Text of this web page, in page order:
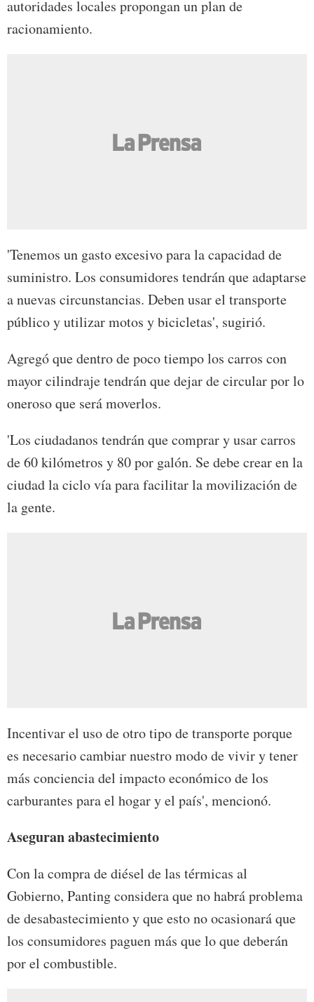
autoridades locales propongan un plan de
racionamiento.
'Tenemos un gasto excesivo para la capacidad de
suministro. Los consumidores tendrán que adaptarse
a nuevas circunstancias. Deben usar el transporte
público y utilizar motos y bicicletas', sugirió.
Agregó que dentro de poco tiempo los carros con
mayor cilindraje tendrán que dejar de circular por lo
oneroso que será moverlos.
'Los ciudadanos tendrán que comprar y usar carros
de 60 kilómetros y 80 por galón. Se debe crear en la
ciudad la ciclo vía para facilitar la movilización de
la gente.
Incentivar el uso de otro tipo de transporte porque
es necesario cambiar nuestro modo de vivir y tener
más conciencia del impacto económico de los
carburantes para el hogar y el país', mencionó.
Aseguran abastecimiento
Con la compra de diésel de las térmicas al
Gobierno, Panting considera que no habrá problema
de desabastecimiento y que esto no ocasionará que
los consumidores paguen más que lo que deberán
por el combustible.